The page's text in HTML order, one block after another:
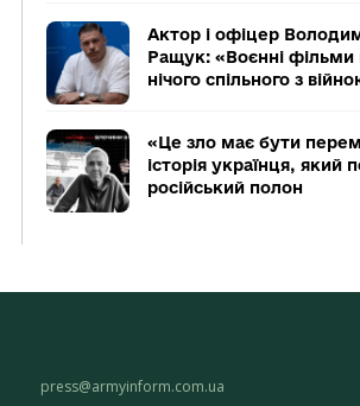
Актор і офіцер
Ращук: «Воєнні
нічого спільного з
«Це зло має бути
історія українця, який
російський полон
press@armyinform.com.ua